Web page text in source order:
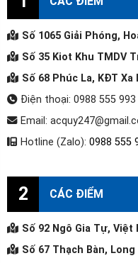
Số 1065 Giải Phóng,
Số 35 Kiot Khu TMDV
Số 68 Phúc La, KĐT Xa
Điện thoại: 0988 555
Email:
Hotline (Zalo): 0988 555
2 CÁC ĐIỂM
Số 92 Ngô Gia Tự, Việt
Số 67 Thạch Bàn, Long